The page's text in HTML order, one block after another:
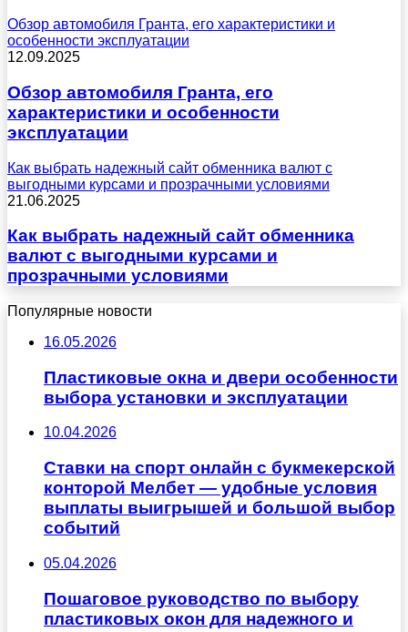
Обзор автомобиля Гранта, его характеристики и
особенности эксплуатации
12.09.2025
Обзор автомобиля Гранта, его
характеристики и особенности
эксплуатации
Как выбрать надежный сайт обменника валют с
выгодными курсами и прозрачными условиями
21.06.2025
Как выбрать надежный сайт обменника
валют с выгодными курсами и
прозрачными условиями
Популярные новости
16.05.2026
Пластиковые окна и двери особенности
выбора установки и эксплуатации
10.04.2026
Ставки на спорт онлайн с букмекерской
конторой Мелбет — удобные условия
выплаты выигрышей и большой выбор
событий
05.04.2026
Пошаговое руководство по выбору
пластиковых окон для надежного и